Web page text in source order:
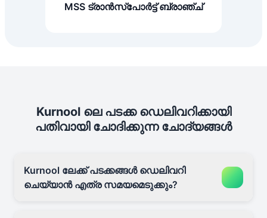
MSS ട്രാൻസ്പോർട്ട് ബ്രാഞ്ച്
Kurnool ലെ പടക്ക ഡെലിവറിക്കായി
പതിവായി ചോദിക്കുന്ന ചോദ്യങ്ങൾ
Kurnool ലേക്ക് പടക്കങ്ങൾ ഡെലിവറി
ചെയ്യാൻ എത്ര സമയമെടുക്കും?